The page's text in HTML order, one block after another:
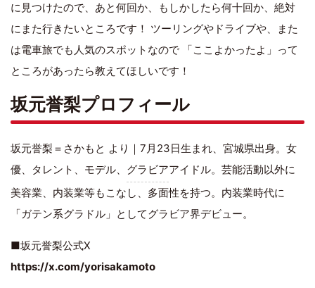
に見つけたので、あと何回か、もしかしたら何十回か、絶対
にまた行きたいところです！ ツーリングやドライブや、また
は電車旅でも人気のスポットなので 「ここよかったよ」って
ところがあったら教えてほしいです！
坂元誉梨プロフィール
坂元誉梨＝さかもと より｜7月23日生まれ、宮城県出身。女
優、タレント、モデル、 グラビアアイドル。芸能活動以外に
美容業、内装業等もこなし、多面性を持つ。内装業時代に
「ガテン系グラドル」としてグラビア界デビュー。
■坂元誉梨公式X
https://x.com/yorisakamoto